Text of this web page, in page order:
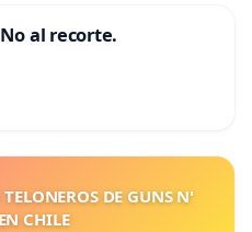
al recorte.
DE GUNS N'
CHILE